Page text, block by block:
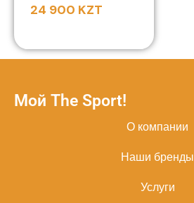
24 900 KZT
Мой The Sport!
О компании
Наши бренды
Услуги